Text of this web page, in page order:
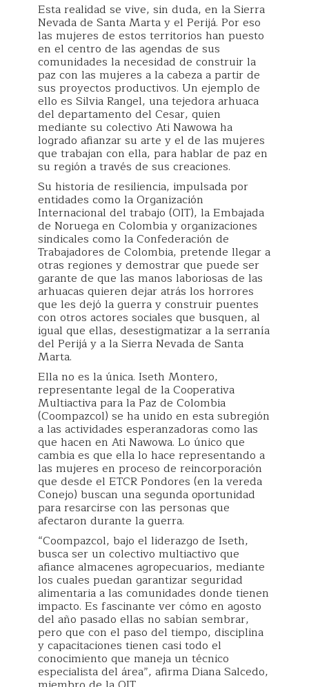
Esta realidad se vive, sin duda, en la Sierra
Nevada de Santa Marta y el Perijá. Por eso
las mujeres de estos territorios han puesto
en el centro de las agendas de sus
comunidades la necesidad de construir la
paz con las mujeres a la cabeza a partir de
sus proyectos productivos. Un ejemplo de
ello es Silvia Rangel, una tejedora arhuaca
del departamento del Cesar, quien
mediante su colectivo Ati Nawowa ha
logrado afianzar su arte y el de las mujeres
que trabajan con ella, para hablar de paz en
su región a través de sus creaciones.
Su historia de resiliencia, impulsada por
entidades como la Organización
Internacional del trabajo (OIT), la Embajada
de Noruega en Colombia y organizaciones
sindicales como la Confederación de
Trabajadores de Colombia, pretende llegar a
otras regiones y demostrar que puede ser
garante de que las manos laboriosas de las
arhuacas quieren dejar atrás los horrores
que les dejó la guerra y construir puentes
con otros actores sociales que busquen, al
igual que ellas, desestigmatizar a la serranía
del Perijá y a la Sierra Nevada de Santa
Marta.
Ella no es la única. Iseth Montero,
representante legal de la Cooperativa
Multiactiva para la Paz de Colombia
(Coompazcol) se ha unido en esta subregión
a las actividades esperanzadoras como las
que hacen en Ati Nawowa. Lo único que
cambia es que ella lo hace representando a
las mujeres en proceso de reincorporación
que desde el ETCR Pondores (en la vereda
Conejo) buscan una segunda oportunidad
para resarcirse con las personas que
afectaron durante la guerra.
“Coompazcol, bajo el liderazgo de Iseth,
busca ser un colectivo multiactivo que
afiance almacenes agropecuarios, mediante
los cuales puedan garantizar seguridad
alimentaria a las comunidades donde tienen
impacto. Es fascinante ver cómo en agosto
del año pasado ellas no sabían sembrar,
pero que con el paso del tiempo, disciplina
y capacitaciones tienen casi todo el
conocimiento que maneja un técnico
especialista del área”, afirma Diana Salcedo,